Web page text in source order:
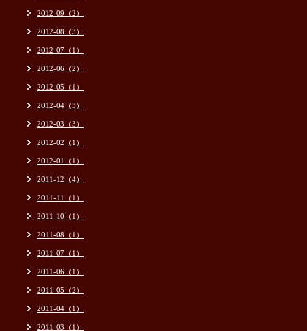
2012-09（2）
2012-08（3）
2012-07（1）
2012-06（2）
2012-05（1）
2012-04（3）
2012-03（3）
2012-02（1）
2012-01（1）
2011-12（4）
2011-11（1）
2011-10（1）
2011-08（1）
2011-07（1）
2011-06（1）
2011-05（2）
2011-04（1）
2011-03（1）